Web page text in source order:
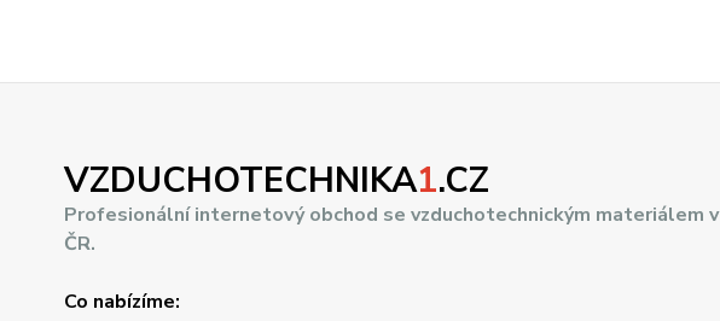
VZDUCHOTECHNIKA1.CZ
Profesionální internetový obchod se vzduchotechnickým materiálem v
ČR.
Co nabízíme: